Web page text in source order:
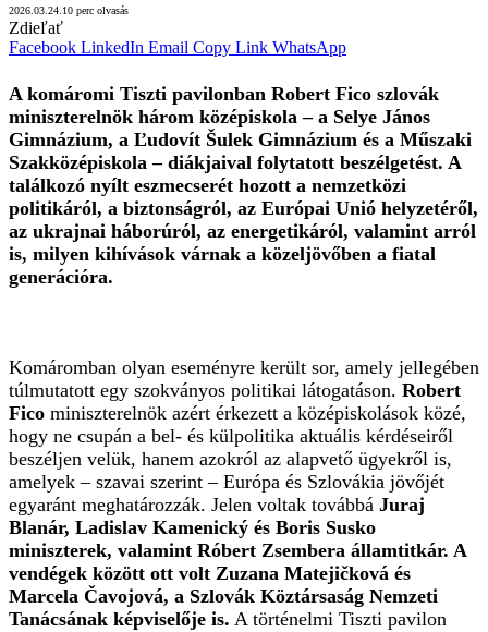
2026.03.24. 10 perc olvasás
Zdieľať
Facebook LinkedIn Email Copy Link WhatsApp
A komáromi Tiszti pavilonban Robert Fico szlovák
miniszterelnök három középiskola – a Selye János
Gimnázium, a Ľudovít Šulek Gimnázium és a Műszaki
Szakközépiskola – diákjaival folytatott beszélgetést. A
találkozó nyílt eszmecserét hozott a nemzetközi
politikáról, a biztonságról, az Európai Unió helyzetéről,
az ukrajnai háborúról, az energetikáról, valamint arról
is, milyen kihívások várnak a közeljövőben a fiatal
generációra.
Komáromban olyan eseményre került sor, amely jellegében
túlmutatott egy szokványos politikai látogatáson. Robert
Fico miniszterelnök azért érkezett a középiskolások közé,
hogy ne csupán a bel- és külpolitika aktuális kérdéseiről
beszéljen velük, hanem azokról az alapvető ügyekről is,
amelyek – szavai szerint – Európa és Szlovákia jövőjét
egyaránt meghatározzák. Jelen voltak továbbá Juraj
Blanár, Ladislav Kamenický és Boris Susko
miniszterek, valamint Róbert Zsembera államtitkár. A
vendégek között ott volt Zuzana Matejičková és
Marcela Čavojová, a Szlovák Köztársaság Nemzeti
Tanácsának képviselője is. A történelmi Tiszti pavilon